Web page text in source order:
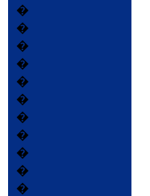
�
�
�
�
�
�
�
�
�
�
�